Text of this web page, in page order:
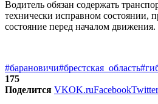
Водитель обязан содержать
технически исправном состоянии,
состояние перед началом движения.
#барановичи#брестская_область
175
Поделится VKOK.ruFacebookTwitter